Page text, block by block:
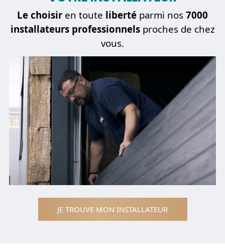
Le choisir en toute liberté parmi nos 7000
installateurs professionnelsproches de chez
vous.
JE TROUVE MON INSTALLATEUR